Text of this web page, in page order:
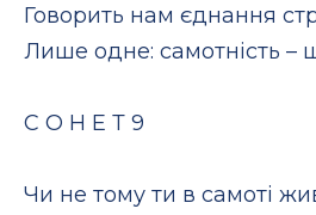
Говорить нам єднання
Лише одне: самотність –
С О Н Е Т 9
Чи не тому ти в самоті